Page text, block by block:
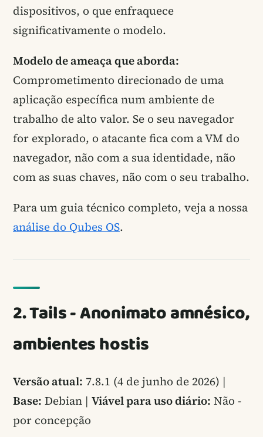
dispositivos, o que enfraquece
significativamente o modelo.
Modelo de ameaça que aborda:
Comprometimento direcionado de uma
aplicação específica num ambiente de
trabalho de alto valor. Se o seu navegador
for explorado, o atacante fica com a VM do
navegador, não com a sua identidade, não
com as suas chaves, não com o seu trabalho.
Para um guia técnico completo, veja a nossa
análise do Qubes OS.
2. Tails - Anonimato amnésico,
ambientes hostis
Versão atual: 7.8.1 (4 de junho de 2026) |
Base: Debian | Viável para uso diário: Não -
por concepção